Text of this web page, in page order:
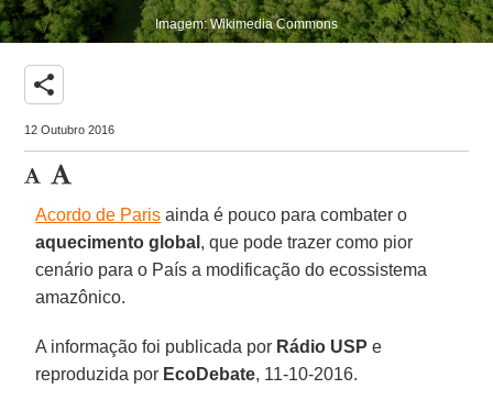
Imagem: Wikimedia Commons
share
12 Outubro 2016
Acordo de Paris ainda é pouco para combater o
aquecimento global , que pode trazer como pior
cenário para o País a modificação do ecossistema
amazônico.
A informação foi publicada por Rádio USP e
reproduzida por EcoDebate, 11-10-2016.